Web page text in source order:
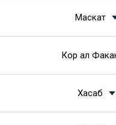
Маскат
Кор ал
Хасаб